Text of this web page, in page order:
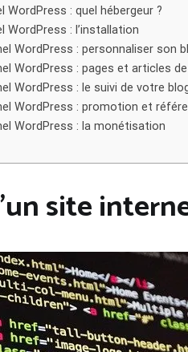
: quel hébergeur ?
WordPress : l’installation
WordPress : personnaliser son
WordPress : pages et articles
WordPress : le suivi de votre
WordPress : promotion et
WordPress : la monétisation
site